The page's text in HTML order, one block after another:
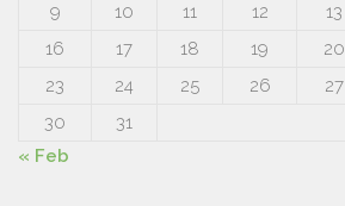
9
10 11 12 13
16
17 18 19 20
23
24 25 26 27
30
31
« Feb